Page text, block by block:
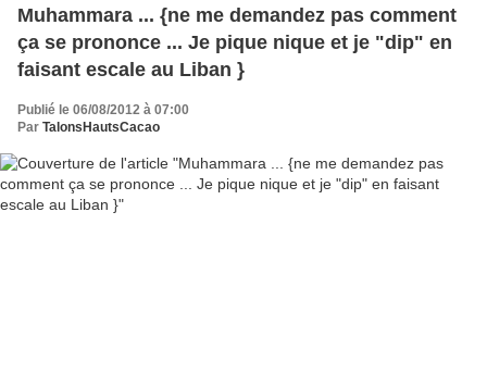
Muhammara ... {ne me demandez pas comment
ça se prononce ... Je pique nique et je "dip" en
faisant escale au Liban }
Publié le 06/08/2012 à 07:00
Par TalonsHautsCacao